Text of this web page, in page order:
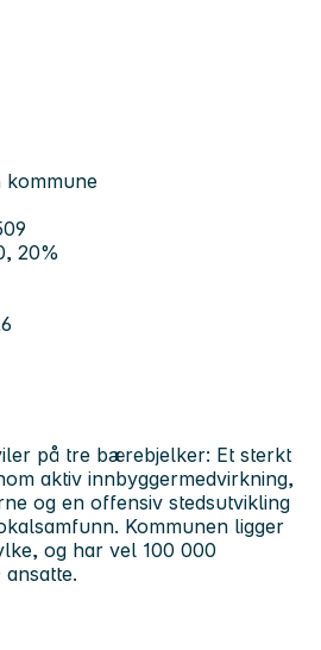
kommune
20%
på tre bærebjelker: Et sterkt
aktiv innbyggermedvirkning,
og en offensiv stedsutvikling
Kommunen ligger
og har vel 100 000